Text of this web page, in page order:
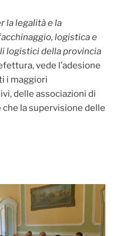
la legalità e la
logistica e
logistici della provincia
vede l’adesione
i maggiori
delle associazioni di
la supervisione delle